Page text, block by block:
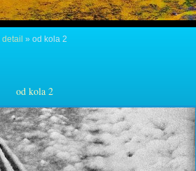
detail » od kola 2
od kola 2